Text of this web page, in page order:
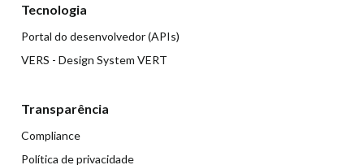
Tecnologia
Portal do desenvolvedor (APIs)
VERS - Design System VERT
Transparência
Compliance
Política de privacidade